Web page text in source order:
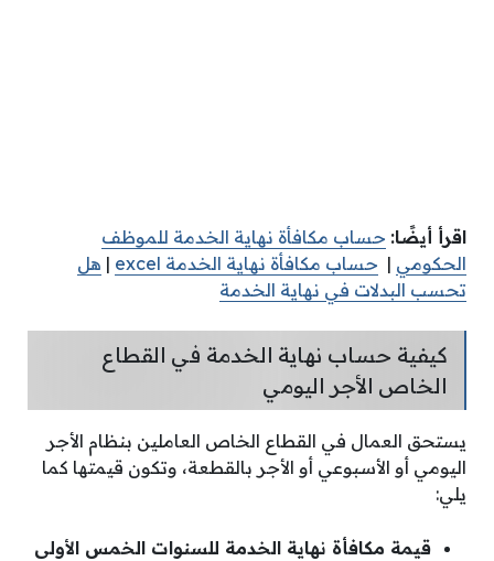
اقرأ أيضًا: حساب مكافأة نهاية الخدمة للموظف
الحكومي | حساب مكافأة نهاية الخدمة excel | هل
تحسب البدلات في نهاية الخدمة
كيفية حساب نهاية الخدمة في القطاع
الخاص الأجر اليومي
يستحق العمال في القطاع الخاص العاملين بنظام الأجر
اليومي أو الأسبوعي أو الأجر بالقطعة، وتكون قيمتها كما
يلي:
قيمة مكافأة نهاية الخدمة للسنوات الخمس الأولى